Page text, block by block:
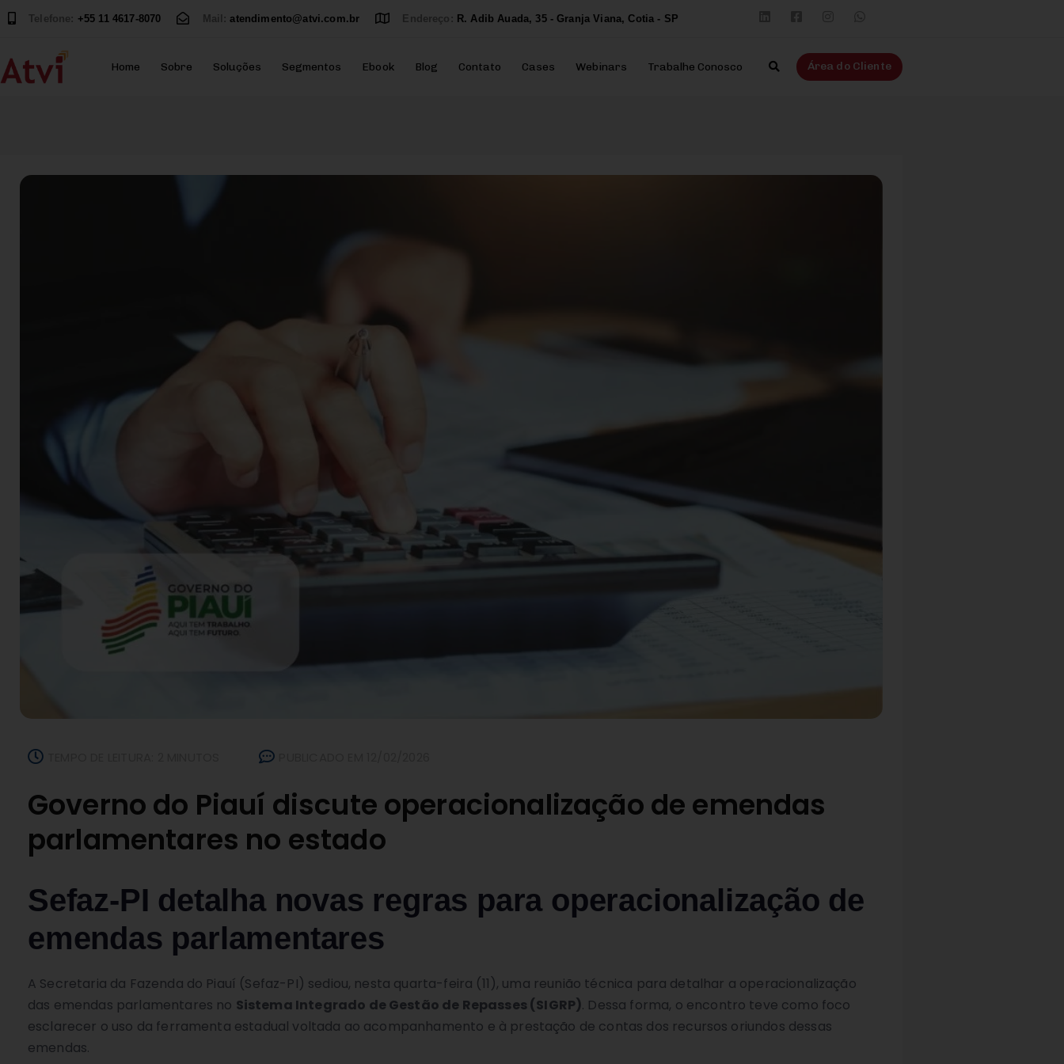
Telefone: +55 11 4617-8070 Mail:atendimento@atvi.com.br Endereço: R. Adib Auada, 35 - Granja Viana, Cotia - SP
Home Sobre Soluções Segmentos Ebook Blog Contato Cases Webinars Trabalhe Conosco Área do Cliente
Governo do Piauí discute operacionalização de emendas
parlamentares no estado
Sefaz-PI detalha novas regras para operacionalização de
emendas parlamentares
A Secretaria da Fazenda do Piauí (Sefaz-PI) sediou, nesta quarta-feira (11), uma reunião técnica para detalhar a operacionalização
das emendas parlamentares no Sistema Integrado de Gestão de Repasses (SIGRP). Dessa forma, o encontro teve como foco
esclarecer o uso da ferramenta estadual voltada ao acompanhamento e à prestação de contas dos recursos oriundos dessas
emendas.